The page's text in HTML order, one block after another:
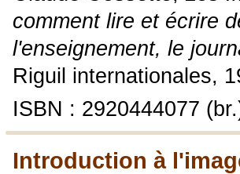
comment lire et écrire
l'enseignement, le
Riguil internationales,
ISBN : 2920444077
Introduction à